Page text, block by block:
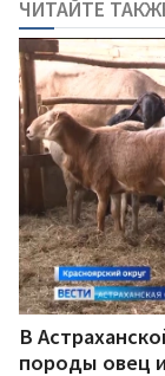
ЧИТАЙТЕ
В
породы овец